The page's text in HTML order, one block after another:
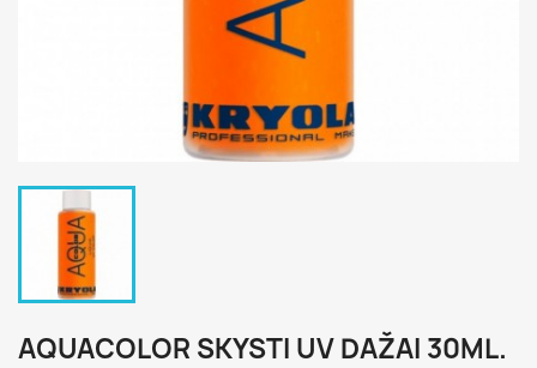
AQUACOLOR SKYSTI UV DAŽAI 30ML.